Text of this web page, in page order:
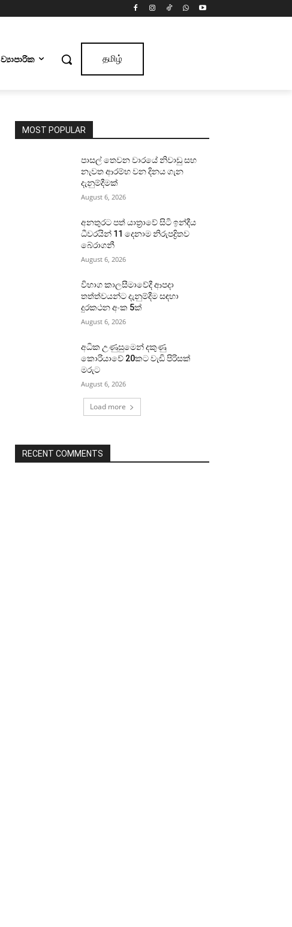
ව්‍යාපාරික தமிழ்
MOST POPULAR
පාසල් තෙවන වාරයේ නිවාඩු සහ
නැවත ආරම්භ වන දිනය ගැන
දැනුම්දීමක්
August 6, 2026
අනතුරට පත් යාත්‍රාවේ සිටි ඉන්දීය
ධීවරයින් 11 දෙනාම නිරුපද්‍රිතව
බේරාගනී
August 6, 2026
විභාග කාලසීමාවේදී ආපදා
තත්ත්වයන්ට දැනුම්දීම සඳහා
දුරකථන අංක 5ක්
August 6, 2026
අධික උණුසුමෙන් දකුණු
කොරියාවේ 20කට වැඩි පිරිසක්
මරුට
August 6, 2026
Load more
RECENT COMMENTS